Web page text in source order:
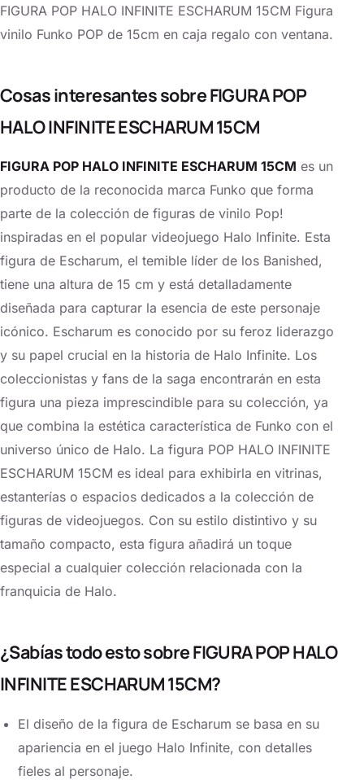
FIGURA POP HALO INFINITE ESCHARUM 15CM Figura
vinilo Funko POP de 15cm en caja regalo con ventana.
Cosas interesantes sobre FIGURA POP
HALO INFINITE ESCHARUM 15CM
FIGURA POP HALO INFINITE ESCHARUM 15CM es un
producto de la reconocida marca Funko que forma
parte de la colección de figuras de vinilo Pop!
inspiradas en el popular videojuego Halo Infinite. Esta
figura de Escharum, el temible líder de los Banished,
tiene una altura de 15 cm y está detalladamente
diseñada para capturar la esencia de este personaje
icónico. Escharum es conocido por su feroz liderazgo
y su papel crucial en la historia de Halo Infinite. Los
coleccionistas y fans de la saga encontrarán en esta
figura una pieza imprescindible para su colección, ya
que combina la estética característica de Funko con el
universo único de Halo. La figura POP HALO INFINITE
ESCHARUM 15CM es ideal para exhibirla en vitrinas,
estanterías o espacios dedicados a la colección de
figuras de videojuegos. Con su estilo distintivo y su
tamaño compacto, esta figura añadirá un toque
especial a cualquier colección relacionada con la
franquicia de Halo.
¿Sabías todo esto sobre FIGURA POP HALO
INFINITE ESCHARUM 15CM?
El diseño de la figura de Escharum se basa en su
apariencia en el juego Halo Infinite, con detalles
fieles al personaje.